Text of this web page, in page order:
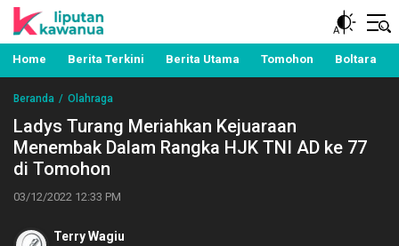
Liputan Kawanua
Berita Manado, Sulawesi Utara, Kawanua, Politik,
Pemerintahan, Hukum Kriminal dan Nasional
Home Berita Terkini Berita Utama Tomohon Boltara
Beranda Olahraga
Ladys Turang Meriahkan Kejuaraan
Menembak Dalam Rangka HJK TNI AD ke 77
di Tomohon
03/12/2022 12:33 PM
Terry Wagiu